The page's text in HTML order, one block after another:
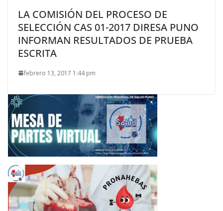
LA COMISIÓN DEL PROCESO DE
SELECCIÓN CAS 01-2017 DIRESA PUNO
INFORMAN RESULTADOS DE PRUEBA
ESCRITA
febrero 13, 2017 1:44 pm